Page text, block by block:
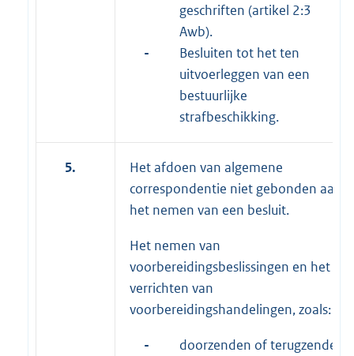
geschriften (artikel 2:3
Awb).
-
Besluiten tot het ten
uitvoerleggen van een
bestuurlijke
strafbeschikking.
5.
Het afdoen van algemene
correspondentie niet gebonden aan
het nemen van een besluit.
Het nemen van
voorbereidingsbeslissingen en het
verrichten van
voorbereidingshandelingen, zoals:
-
doorzenden of terugzenden